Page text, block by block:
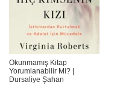
Okunmamış Kitap
Yorumlanabilir Mi? |
Dursaliye Şahan